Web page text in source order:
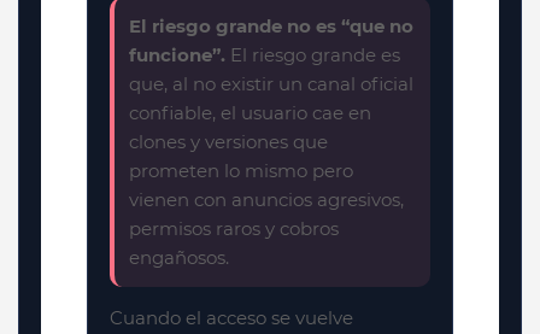
El riesgo grande no es “que no
funcione”. El riesgo grande es
que, al no existir un canal oficial
confiable, el usuario cae en
clones y versiones que
prometen lo mismo pero
vienen con anuncios agresivos,
permisos raros y cobros
engañosos.
Cuando el acceso se vuelve